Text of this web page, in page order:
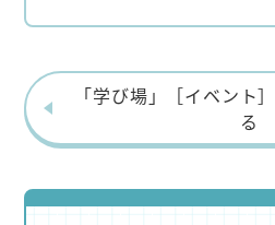
「学び場」［イベント
る